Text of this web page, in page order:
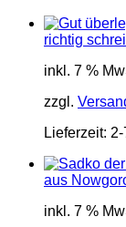
richtig
inkl. 7 %
zzgl.
Lieferzeit:
aus
inkl. 7 %